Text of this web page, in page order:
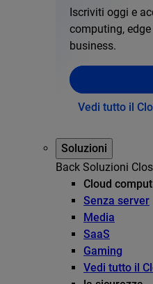
Iscriviti oggi e
computing,
business.
Vedi tutto il
Soluzioni
Back Soluzioni
Cloud
Senza server
Media
SaaS
Gaming
Vedi tutto il